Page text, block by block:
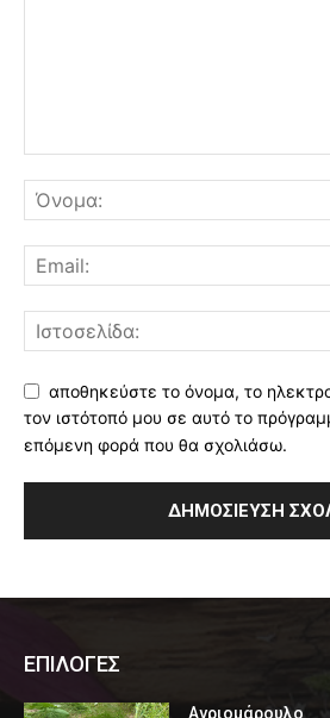
αποθηκεύστε το όνομα, το
τον ιστότοπό μου σε αυτό το
επόμενη φορά που θα σχολιάσω.
ΕΠΙΛΟΓΕΣ
Αγριομάρουλο